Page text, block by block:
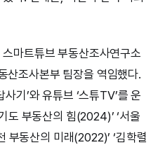
마트튜브 부동산조사연구소
산조사본부 팀장을 역임했다.
기’와 유튜브 ‘스튜TV’를 운
도 부동산의 힘(2024)’ ‘서울
부동산의 미래(2022)’ ‘김학렬